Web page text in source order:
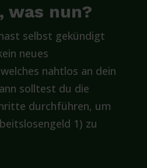
was nun?
selbst gekündigt
neues
nahtlos an dein
solltest du die
durchführen, um
1) zu